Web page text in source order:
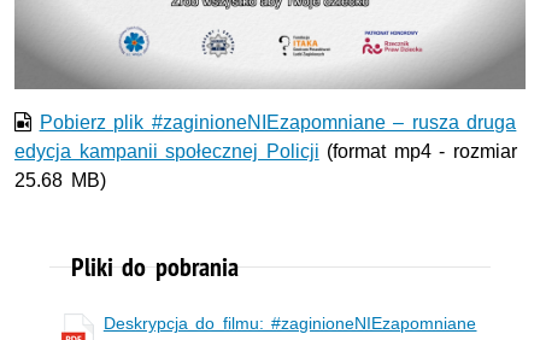
wideo
Pobierz plik #zaginioneNIEzapomniane – rusza druga
edycja kampanii społecznej Policji (format mp4 - rozmiar
25.68 MB)
Pliki do pobrania
Deskrypcja do filmu: #zaginioneNIEzapomniane